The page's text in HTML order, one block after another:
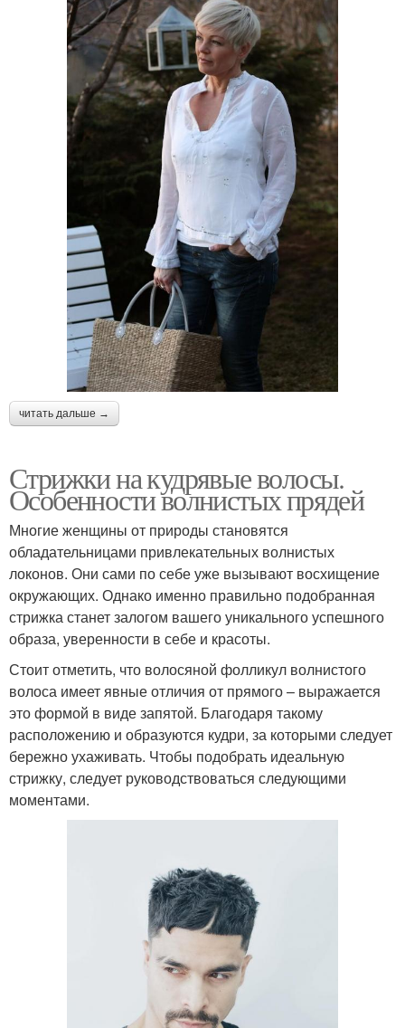
читать дальше →
Стрижки на кудрявые волосы.
Особенности волнистых прядей
Многие женщины от природы становятся
обладательницами привлекательных волнистых
локонов. Они сами по себе уже вызывают восхищение
окружающих. Однако именно правильно подобранная
стрижка станет залогом вашего уникального успешного
образа, уверенности в себе и красоты.
Стоит отметить, что волосяной фолликул волнистого
волоса имеет явные отличия от прямого – выражается
это формой в виде запятой. Благодаря такому
расположению и образуются кудри, за которыми следует
бережно ухаживать. Чтобы подобрать идеальную
стрижку, следует руководствоваться следующими
моментами.